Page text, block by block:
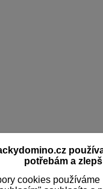
potřebám a
cookies